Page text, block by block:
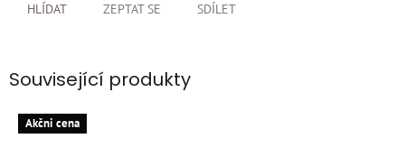
ZEPTAT SE
HLÍDAT SDÍLET
Související produkty
Akčni cena